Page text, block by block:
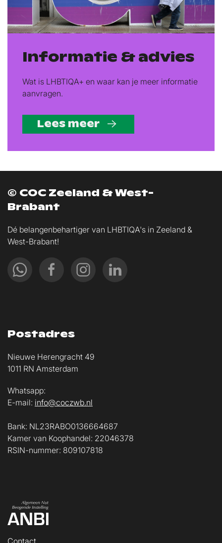
Informatie & advies
Wat is LHBTIQA+ en waar kan je meer informatie
aanvragen.
Lees meer
© COC Zeeland & West-
Brabant
Dé belangenbehartiger van LHBTIQA's in Zeeland &
West-Brabant!
Postadres
Nieuwe Herengracht 49
1011 RN Amsterdam
Whatsapp:
E-mail: info@coczwb.nl
Bank: NL23RABO0136664687
Kamer van Koophandel: 22046378
RSIN-nummer: 809107818